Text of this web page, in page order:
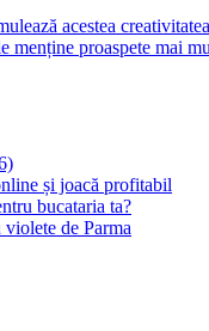
acestea
menține proaspete mai
și joacă profitabil
bucataria ta?
de Parma